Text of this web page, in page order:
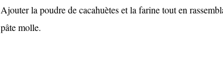
Ajouter la poudre de cacahuètes et la farine tout en
pâte molle.